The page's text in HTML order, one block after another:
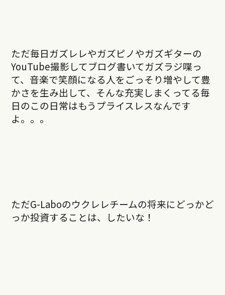
ただ毎日ガズレレやガズピノやガズギターの
YouTube撮影してブログ書いてガズラジ喋っ
て、音楽で笑顔になる人をごっそり増やして豊
かさを生み出して、そんな充実しまくってる毎
日のこの日常はもうプライスレスなんです
よ。。。
ただG-Laboのウクレレチームの将来にどっかど
っか投資することは、したいな！